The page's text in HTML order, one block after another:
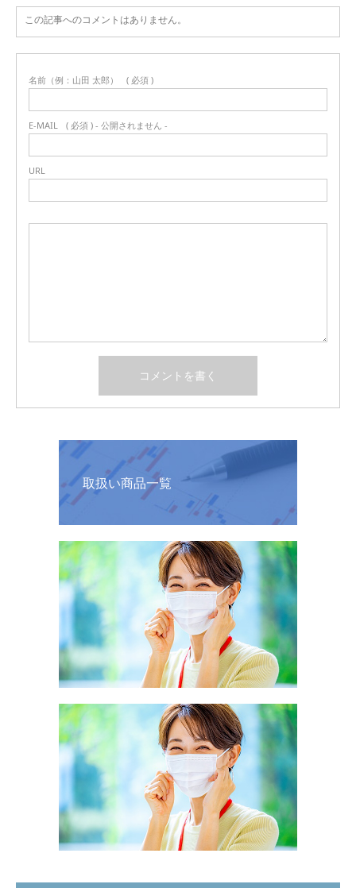
この記事へのコメントはありません。
名前（例：山田 太郎） ( 必須 )
E-MAIL ( 必須 ) - 公開されません -
URL
取扱い商品一覧